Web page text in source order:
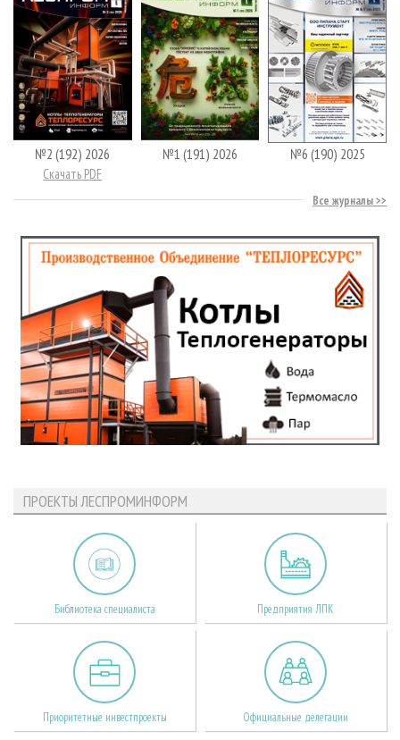
№2 (192) 2026
Скачать PDF
№1 (191) 2026 №6 (190) 2025
Все журналы
ПРОЕКТЫ ЛЕСПРОМИНФОРМ
Библиотека специалиста Предприятия ЛПК
Приоритетные инвестпроекты Официальные делегации